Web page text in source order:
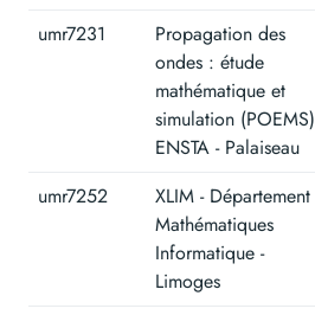
umr7231
Propagation des
ondes : étude
mathématique et
simulation (POEMS)
ENSTA - Palaiseau
umr7252
XLIM - Département
Mathématiques
Informatique -
Limoges